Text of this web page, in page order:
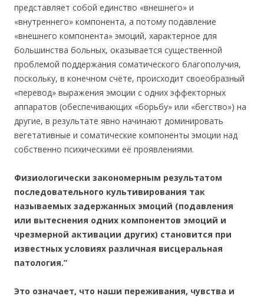
представляет собой единство «внешнего» и
«внутреннего» компонента, а потому подавление
«внешнего компонента» эмоций, характерное для
большинства больных, оказывается существенной
проблемой поддержания соматического благополучия,
поскольку, в конечном счёте, происходит своеобразный
«перевод» выражения эмоции с одних эффекторных
аппаратов (обеспечивающих «борьбу» или «бегство») на
другие, в результате явно начинают доминировать
вегетативные и соматические компоненты эмоции над
собственно психическими её проявлениями.
Физиологически закономерным результатом
последовательного культивирования так
называемых задержанных эмоций (подавления
или вытеснения одних компонентов эмоций и
чрезмерной активации других) становится при
известных условиях различная висцеральная
патология.”
Это означает, что наши переживания, чувства и